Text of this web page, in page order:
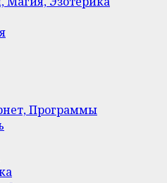
Программы